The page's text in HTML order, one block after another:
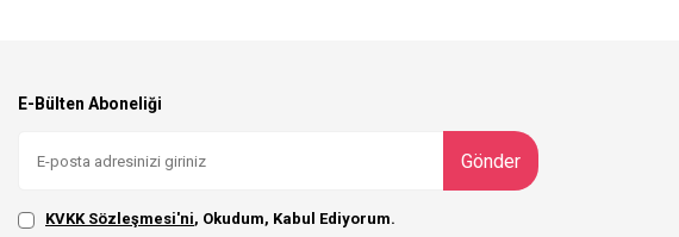
E-Bülten Aboneliği
Gönder
KVKK Sözleşmesi'ni, Okudum, Kabul Ediyorum.